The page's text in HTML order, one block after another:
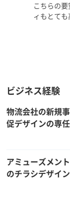
こちらの
ィもとて
ビジネス経験
物流会社の新規
促デザインの専
アミューズメン
のチラシデザイ